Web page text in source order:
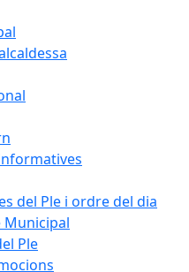
del Ple i ordre del dia
Municipal
Ple